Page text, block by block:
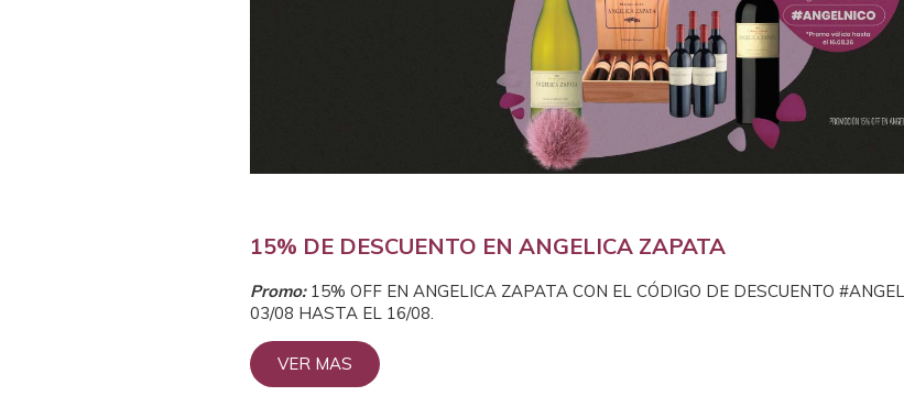
15% DE DESCUENTO EN ANGELICA ZAPATA
Promo: 15% OFF EN ANGELICA ZAPATA CON EL CÓDIGO DE DESCUENTO
03/08 HASTA EL 16/08.
VER MAS